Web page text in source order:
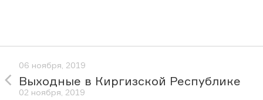
06 ноября, 2019
Выходные в Киргизской Республике
02 ноября, 2019